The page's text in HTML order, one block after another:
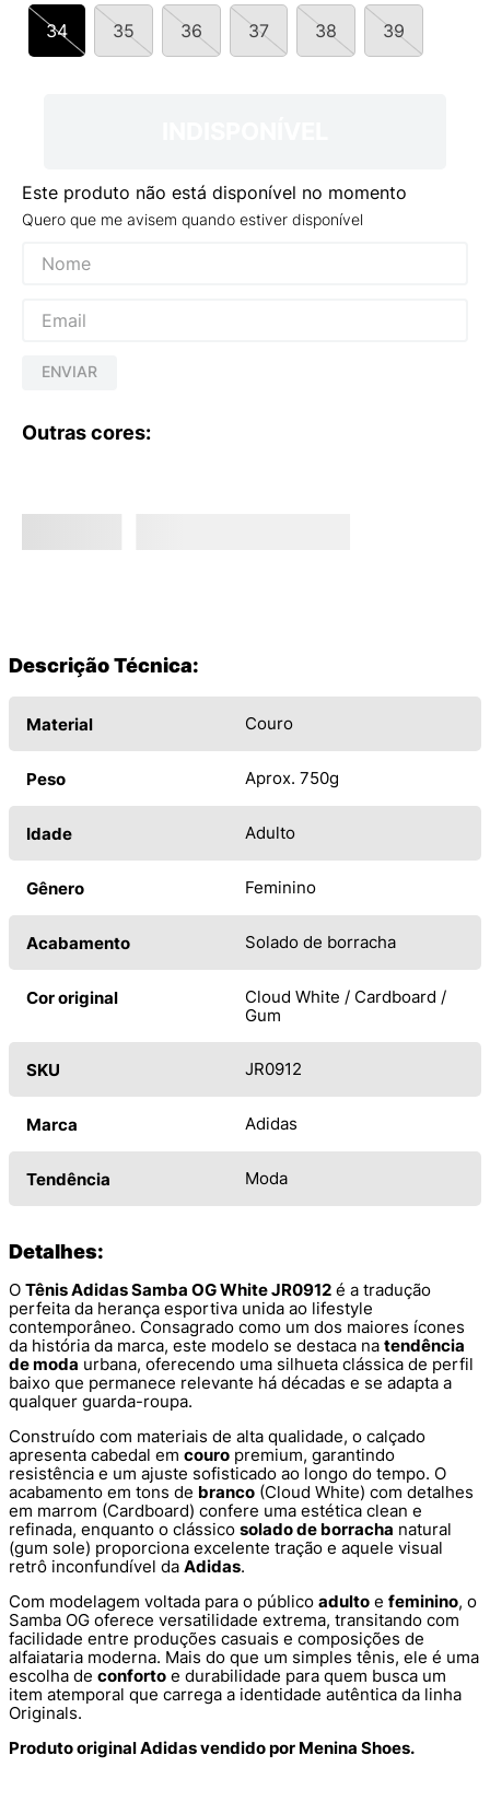
34 35 36 37 38 39
Este produto não está disponível no momento
Quero que me avisem quando estiver disponível
ENVIAR
Outras cores:
Descrição Técnica:
Material Couro
Peso Aprox. 750g
Idade Adulto
Gênero Feminino
Acabamento Solado de borracha
Cor original
Cloud White / Cardboard /
Gum
SKU JR0912
Marca Adidas
Tendência Moda
Detalhes:
O Tênis Adidas Samba OG White JR0912 é a tradução
perfeita da herança esportiva unida ao lifestyle
contemporâneo. Consagrado como um dos maiores ícones
da história da marca, este modelo se destaca na tendência
de moda urbana, oferecendo uma silhueta clássica de perfil
baixo que permanece relevante há décadas e se adapta a
qualquer guarda-roupa.
Construído com materiais de alta qualidade, o calçado
apresenta cabedal em couro premium, garantindo
resistência e um ajuste sofisticado ao longo do tempo. O
acabamento em tons de branco (Cloud White) com detalhes
em marrom (Cardboard) confere uma estética clean e
refinada, enquanto o clássico solado de borracha natural
(gum sole) proporciona excelente tração e aquele visual
retrô inconfundível da Adidas.
Com modelagem voltada para o público adulto e feminino, o
Samba OG oferece versatilidade extrema, transitando com
facilidade entre produções casuais e composições de
alfaiataria moderna. Mais do que um simples tênis, ele é uma
escolha de conforto e durabilidade para quem busca um
item atemporal que carrega a identidade autêntica da linha
Originals.
Produto original Adidas vendido por Menina Shoes.
9º
VANS TÊNIS VANS ULTRARANGE
NEW BALANCE 204L